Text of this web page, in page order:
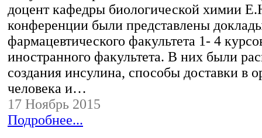
доцент кафедры биологической химии
конференции были представлены
фармацевтического факультета 1- 4
иностранного факультета. В них были
создания инсулина, способы доставки в
человека и…
17 Ноябрь 2015
Подробнее...